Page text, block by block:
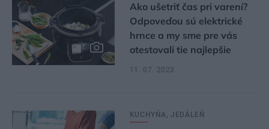
Ako ušetriť čas pri varení?
Odpoveďou sú elektrické
hrnce a my sme pre vás
otestovali tie najlepšie
11. 07. 2023
KUCHYŇA, JEDÁLEŇ